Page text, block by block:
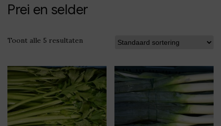
Prei en selder
Toont alle 5 resultaten